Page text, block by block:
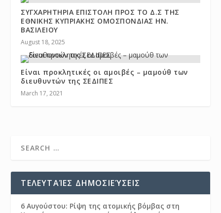
ΣΥΓΧΑΡΗΤΗΡΙΑ ΕΠΙΣΤΟΛΗ ΠΡΟΣ ΤΟ Δ.Σ ΤΗΣ
ΕΘΝΙΚΗΣ ΚΥΠΡΙΑΚΗΣ ΟΜΟΣΠΟΝΔΙΑΣ ΗΝ.
ΒΑΣΙΛΕΙΟΥ
August 18, 2025
Είναι προκλητικές οι αμοιβές – μαμούθ των
διευθυντών της ΣΕΔΙΠΕΣ
March 17, 2021
ΤΕΛΕΥΤΑΊΕΣ ΔΗΜΟΣΙΕΎΣΕΙΣ
6 Αυγούστου: Ρίψη της ατομικής βόμβας στη